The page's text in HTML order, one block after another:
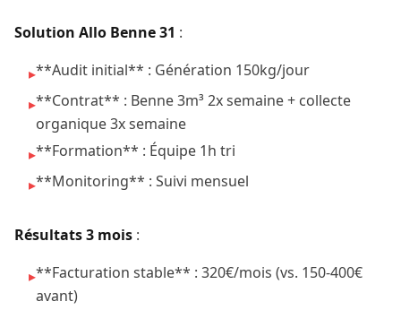
Solution Allo Benne 31 :
▸**Audit initial** : Génération 150kg/jour
▸**Contrat** : Benne 3m³ 2x semaine + collecte
organique 3x semaine
▸**Formation** : Équipe 1h tri
▸**Monitoring** : Suivi mensuel
Résultats 3 mois :
▸**Facturation stable** : 320€/mois (vs. 150-400€
avant)